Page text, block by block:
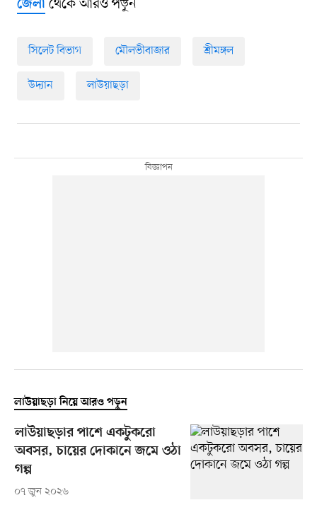
জেলাথেকে আরও পড়ুন
সিলেট বিভাগ মৌলভীবাজার শ্রীমঙ্গল
উদ্যান লাউয়াছড়া
লাউয়াছড়া নিয়ে আরও পড়ুন
লাউয়াছড়ার পাশে একটুকরো
অবসর, চায়ের দোকানে জমে ওঠা
গল্প
০৭ জুন ২০২৬